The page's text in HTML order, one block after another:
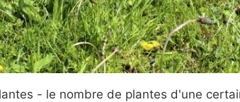
- le nombre de plantes d'une